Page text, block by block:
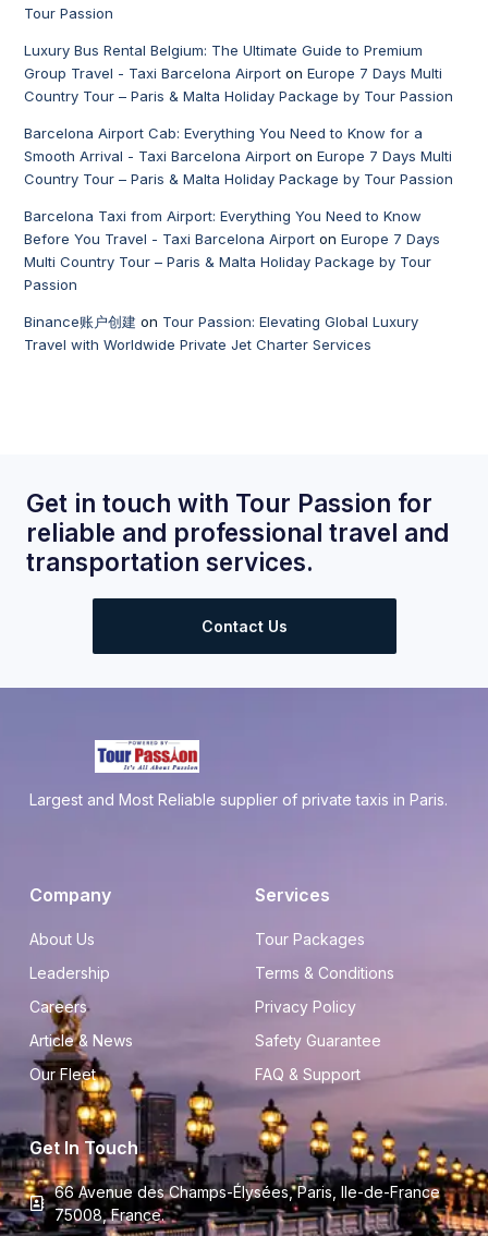
Tour Passion
Luxury Bus Rental Belgium: The Ultimate Guide to Premium
Group Travel - Taxi Barcelona Airport onEurope 7 Days Multi
Country Tour – Paris & Malta Holiday Package by Tour Passion
Barcelona Airport Cab: Everything You Need to Know for a
Smooth Arrival - Taxi Barcelona Airport onEurope 7 Days Multi
Country Tour – Paris & Malta Holiday Package by Tour Passion
Barcelona Taxi from Airport: Everything You Need to Know
Before You Travel - Taxi Barcelona Airport onEurope 7 Days
Multi Country Tour – Paris & Malta Holiday Package by Tour
Passion
Binance账户创建 on Tour Passion: Elevating Global Luxury
Travel with Worldwide Private Jet Charter Services
Get in touch with Tour Passion for
reliable and professional travel and
transportation services.
Contact Us
Largest and Most Reliable supplier of private taxis in Paris.
Company
About Us
Leadership
Careers
Article & News
Our Fleet
Services
Tour Packages
Terms & Conditions
Privacy Policy
Safety Guarantee
FAQ & Support
Get In Touch
66 Avenue des Champs-Élysées, Paris, Ile-de-France
75008, France.